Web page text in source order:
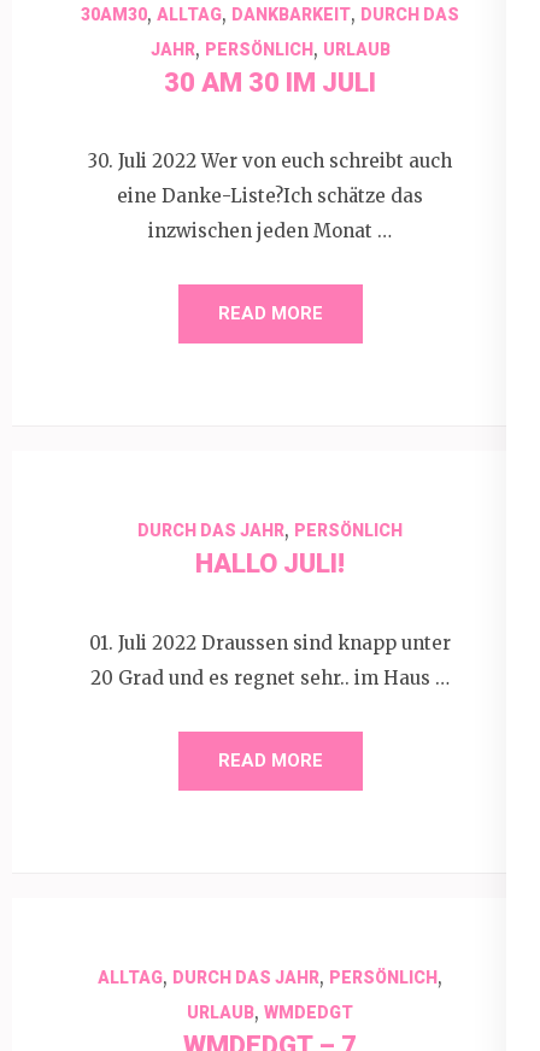
30AM30, ALLTAG, DANKBARKEIT, DURCH DAS
JAHR, PERSÖNLICH, URLAUB
30 AM 30 IM JULI
30. Juli 2022 Wer von euch schreibt auch
eine Danke-Liste?Ich schätze das
inzwischen jeden Monat …
READ MORE
DURCH DAS JAHR, PERSÖNLICH
HALLO JULI!
01. Juli 2022 Draussen sind knapp unter
20 Grad und es regnet sehr.. im Haus …
READ MORE
ALLTAG, DURCH DAS JAHR, PERSÖNLICH,
URLAUB, WMDEDGT
WMDEDGT – 7